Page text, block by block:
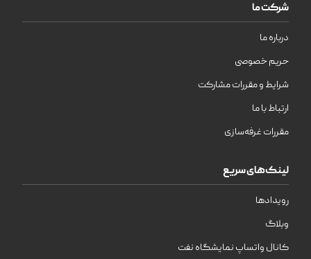
شرکت ما
درباره ما
حریم خصوصی
شرایط و مقررات مشارکت
ارتباط با ما
مقررات غرفه‌سازی
لینک‌های سریع
رویدادها
وبلاگ
کانال واتساپ نمایشگاه نفت